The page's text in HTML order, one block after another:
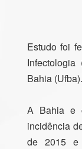
Estudo foi
Bahia (Ufba).
A Bahia e
incidência
de 2015 e